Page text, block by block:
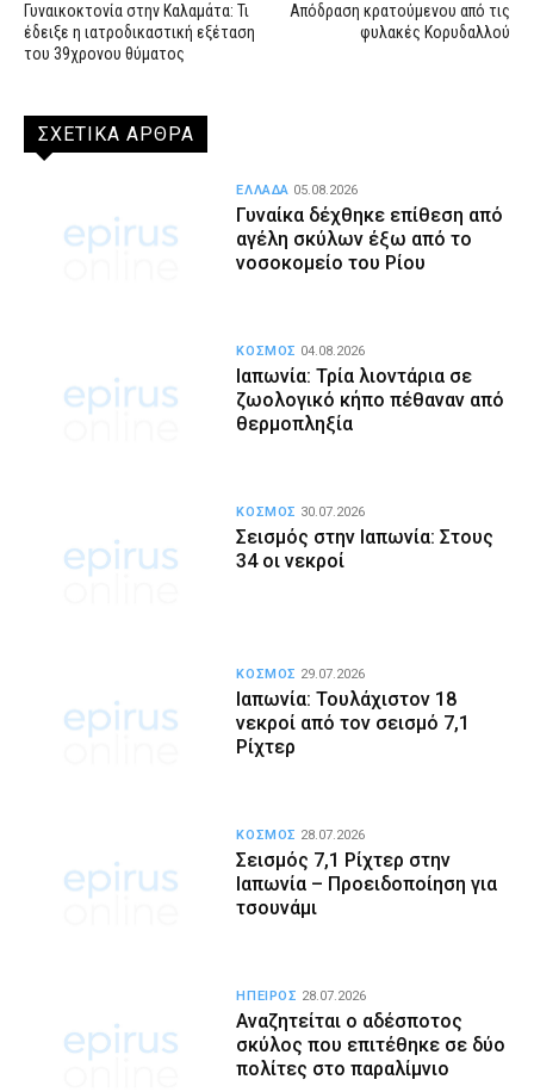
Γυναικοκτονία στην Καλαμάτα: Τι
έδειξε η ιατροδικαστική εξέταση
του 39χρονου θύματος
Απόδραση κρατούμενου από τις
φυλακές Κορυδαλλού
ΣΧΕΤΙΚΑ ΑΡΘΡΑ
Γυναίκα δέχθηκε επίθεση από
αγέλη σκύλων έξω από το
νοσοκομείο του Ρίου
ΕΛΛΑΔΑ 05.08.2026
Ιαπωνία: Τρία λιοντάρια σε
ζωολογικό κήπο πέθαναν από
θερμοπληξία
ΚΟΣΜΟΣ 04.08.2026
Σεισμός στην Ιαπωνία: Στους
34 οι νεκροί
ΚΟΣΜΟΣ 30.07.2026
Ιαπωνία: Τουλάχιστον 18
νεκροί από τον σεισμό 7,1
Ρίχτερ
ΚΟΣΜΟΣ 29.07.2026
Σεισμός 7,1 Ρίχτερ στην
Ιαπωνία – Προειδοποίηση για
τσουνάμι
ΚΟΣΜΟΣ 28.07.2026
Αναζητείται ο αδέσποτος
σκύλος που επιτέθηκε σε δύο
πολίτες στο παραλίμνιο
ΗΠΕΙΡΟΣ 28.07.2026